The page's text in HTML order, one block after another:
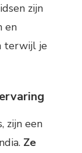
zijn
en
terwijl je
zijn een
Ze